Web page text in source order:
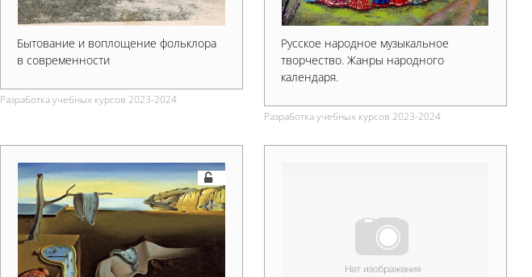
Бытование и воплощение фольклора
в современности
Разработка учебных курсов 2023-2024
Русское народное музыкальное
творчество. Жанры народного
календаря.
Разработка учебных курсов 2023-2024